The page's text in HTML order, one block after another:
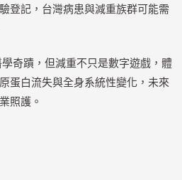
登記，台灣病患與減重族群可能需
奇蹟，但減重不只是數字遊戲，體
蛋白流失與全身系統性變化，未來
照護。